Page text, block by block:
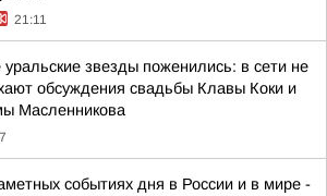
21:11
уральские звезды поженились: в сети не
обсуждения свадьбы Клавы Коки и
Масленникова
событиях дня в России и в мире -